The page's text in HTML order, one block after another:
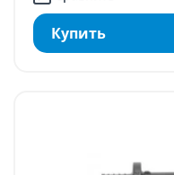
Купить